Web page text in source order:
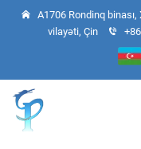
A1706 Rondinq
vilayəti, Çin